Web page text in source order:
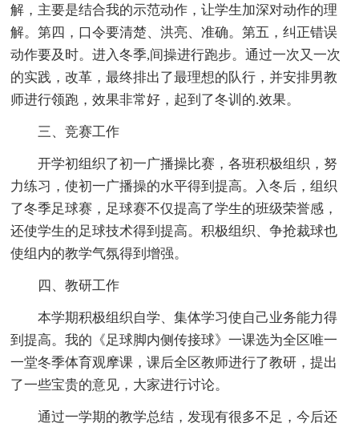
解，主要是结合我的示范动作，让学生加深对动作的理
解。第四，口令要清楚、洪亮、准确。第五，纠正错误
动作要及时。进入冬季,间操进行跑步。通过一次又一次
的实践，改革，最终排出了最理想的队行，并安排男教
师进行领跑，效果非常好，起到了冬训的.效果。
三、竞赛工作
开学初组织了初一广播操比赛，各班积极组织，努
力练习，使初一广播操的水平得到提高。入冬后，组织
了冬季足球赛，足球赛不仅提高了学生的班级荣誉感，
还使学生的足球技术得到提高。积极组织、争抢裁球也
使组内的教学气氛得到增强。
四、教研工作
本学期积极组织自学、集体学习使自己业务能力得
到提高。我的《足球脚内侧传接球》一课选为全区唯一
一堂冬季体育观摩课，课后全区教师进行了教研，提出
了一些宝贵的意见，大家进行讨论。
通过一学期的教学总结，发现有很多不足，今后还